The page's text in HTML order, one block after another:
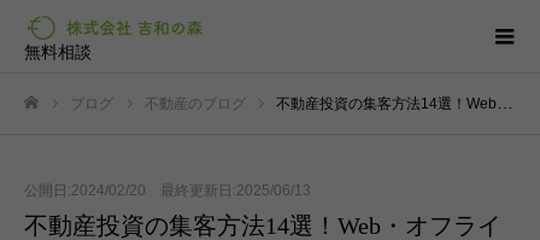
無料相談
ブログ 不動産のブログ 不動産投資の集客方法14選！Web・オフライン施策の両方の完全ガイド
公開日:2024/02/20 最終更新日:2025/06/13
不動産投資の集客方法14選！Web・オフライ